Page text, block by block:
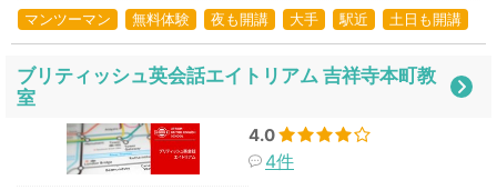
マンツーマン 無料体験 夜も開講 大手 駅近 土日も開講
ブリティッシュ英会話エイトリアム 吉祥寺本町教
室
4.0
4件